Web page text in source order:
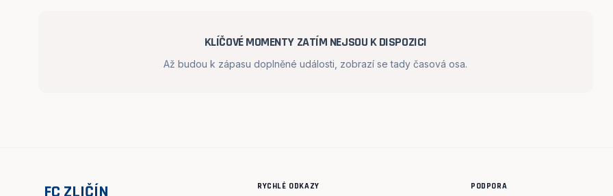
KLÍČOVÉ MOMENTY ZATÍM NEJSOU K DISPOZICI
Až budou k zápasu doplněné události, zobrazí se tady časová osa.
FC ZLIČÍN RYCHLÉ ODKAZY PODPORA